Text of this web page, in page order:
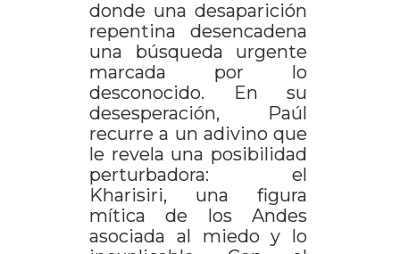
donde una desaparición
repentina desencadena
una búsqueda urgente
marcada por lo
desconocido. En su
desesperación, Paúl
recurre a un adivino que
le revela una posibilidad
perturbadora: el
Kharisiri, una figura
mítica de los Andes
asociada al miedo y lo